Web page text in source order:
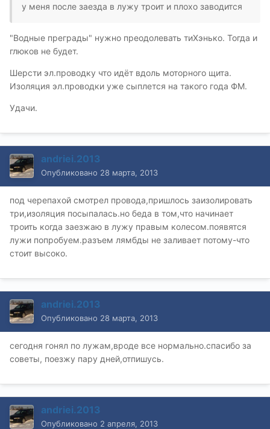
у меня после заезда в лужу троит и плохо заводится
"Водные преграды" нужно преодолевать тиХэнько. Тогда и
глюков не будет.
Шерсти эл.проводку что идёт вдоль моторного щита.
Изоляция эл.проводки уже сыплется на такого года ФМ.
Удачи.
andriei.2013
Опубликовано 28 марта, 2013
под черепахой смотрел провода,пришлось заизолировать
три,изоляция посыпалась.но беда в том,что начинает
троить когда заезжаю в лужу правым колесом.появятся
лужи попробуем.разъем лямбды не заливает потому-что
стоит высоко.
andriei.2013
Опубликовано 28 марта, 2013
сегодня гонял по лужам,вроде все нормально.спасибо за
советы, поезжу пару дней,отпишусь.
andriei.2013
Опубликовано 2 апреля, 2013